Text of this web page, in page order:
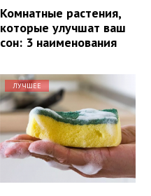
Комнатные растения,
которые улучшат ваш
сон: 3 наименования
ЛУЧШЕЕ